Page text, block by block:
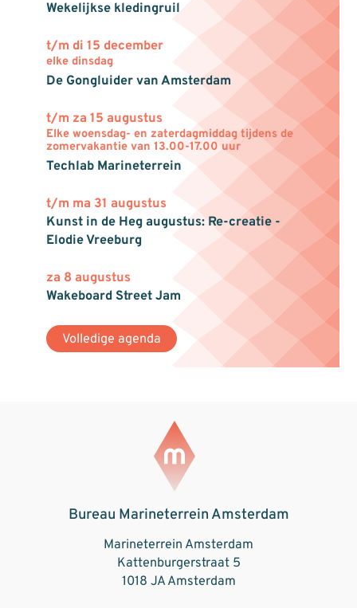
Wekelijkse kledingruil
t/m di 15 december
elke dinsdag
De Gongluider van Amsterdam
t/m za 15 augustus
Elke woensdag- en zaterdagmiddag tijdens de
zomervakantie van 13.00-17.00 uur
Techlab Marineterrein
t/m ma 31 augustus
Kunst in de Heg augustus: Re-creatie -
Elodie Vreeburg
za 8 augustus
Wakeboard Street Jam
Volledige agenda
Bureau Marineterrein Amsterdam
Marineterrein Amsterdam
Kattenburgerstraat 5
1018 JA Amsterdam